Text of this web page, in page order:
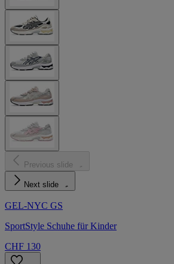
Previous slide
Next slide
GEL-NYC GS
SportStyle Schuhe für Kinder
CHF 130